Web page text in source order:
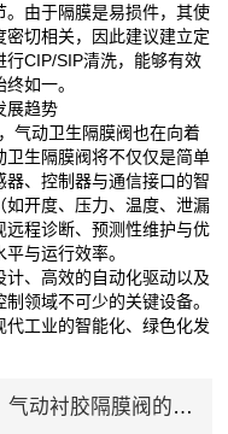
。由于隔膜是易损件，其使
切相关，因此建议建立定
CIP/SIP清洗，能够有效
如一。
趋势
动卫生隔膜阀也在向着
生隔膜阀将不仅仅是简单
、控制器与通信接口的智
如开度、压力、温度、泄漏
程诊断、预测性维护与优
与运行效率。
计、高效的自动化驱动以及
领域不可少的关键设备。
工业的智能化、绿色化发
隔膜阀的工业应用与特性